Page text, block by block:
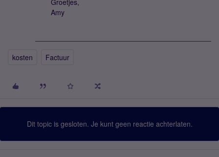
Groetjes,
Amy
kosten Factuur
Dit topic is gesloten. Je kunt geen reactie achterlaten.